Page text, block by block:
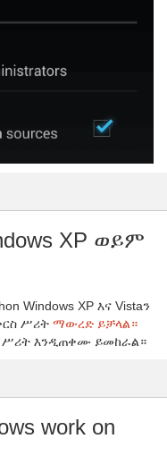
XP ወይም
Windows XP እና Vistaን
ሥሪት ማውረድ ይቻላል።
ሥሪት እንዲጠቀሙ ይመከራል።
work on